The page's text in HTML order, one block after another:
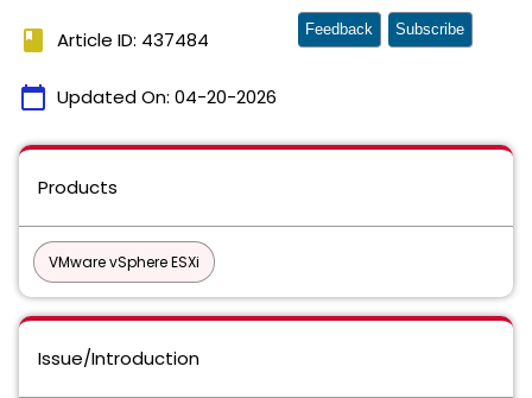
book Article ID: 437484
calendar_today Updated On: 04-20-2026
Feedback Subscribe
Products
VMware vSphere ESXi
Issue/Introduction